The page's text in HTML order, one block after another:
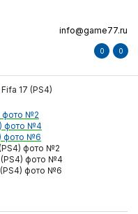
info@game77.ru
0 0
Fifa 17 (PS4)